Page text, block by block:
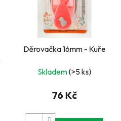
Děrovačka 16mm - Kuře
Skladem(>5 ks)
76 Kč